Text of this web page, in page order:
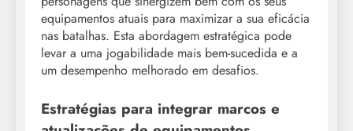
equipamentos atuais para maximizar a sua eficácia
nas batalhas. Esta abordagem estratégica pode
levar a uma jogabilidade mais bem-sucedida e a
um desempenho melhorado em desafios.
Estratégias para integrar marcos e